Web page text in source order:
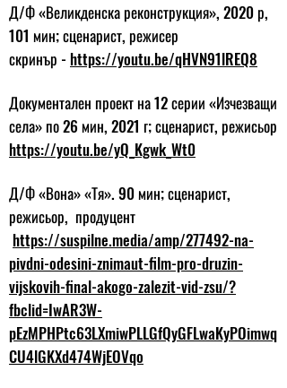
Д/Ф «Великденска реконструкция», 2020 р,
101 мин; сценарист, режисер
скринър - https://youtu.be/qHVN91lREQ8
Документален проект на 12 серии «Изчезващи
села» по 26 мин, 2021 г; сценарист, режисьор
https://youtu.be/yQ_Kgwk_Wt0
Д/Ф «Вона» «Тя». 90 мин; сценарист,
режисьор, продуцент
https://suspilne.media/amp/277492-na-
pivdni-odesini-znimaut-film-pro-druzin-
vijskovih-final-akogo-zalezit-vid-zsu/?
fbclid=IwAR3W-
pEzMPHPtc63LXmiwPLLGfQyGFLwaKyPOimwq
CU4lGKXd474WjEOVqo